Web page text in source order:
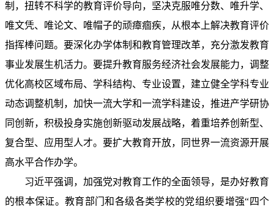
制，扭转不科学的教育评价导向，坚决克服唯分数、唯升学、
唯文凭、唯论文、唯帽子的顽瘴痼疾，从根本上解决教育评价
指挥棒问题。要深化办学体制和教育管理改革，充分激发教育
事业发展生机活力。要提升教育服务经济社会发展能力，调整
优化高校区域布局、学科结构、专业设置，建立健全学科专业
动态调整机制，加快一流大学和一流学科建设，推进产学研协
同创新，积极投身实施创新驱动发展战略，着重培养创新型、
复合型、应用型人才。要扩大教育开放，同世界一流资源开展
高水平合作办学。
习近平强调，加强党对教育工作的全面领导，是办好教育
的根本保证。教育部门和各级各类学校的党组织要增强“四个